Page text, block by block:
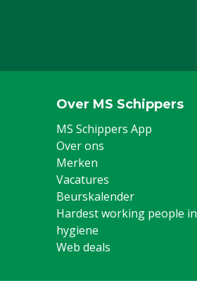
Over MS Schippers
MS Schippers App
Over ons
Merken
Vacatures
Beurskalender
Hardest working people in
hygiene
Web deals